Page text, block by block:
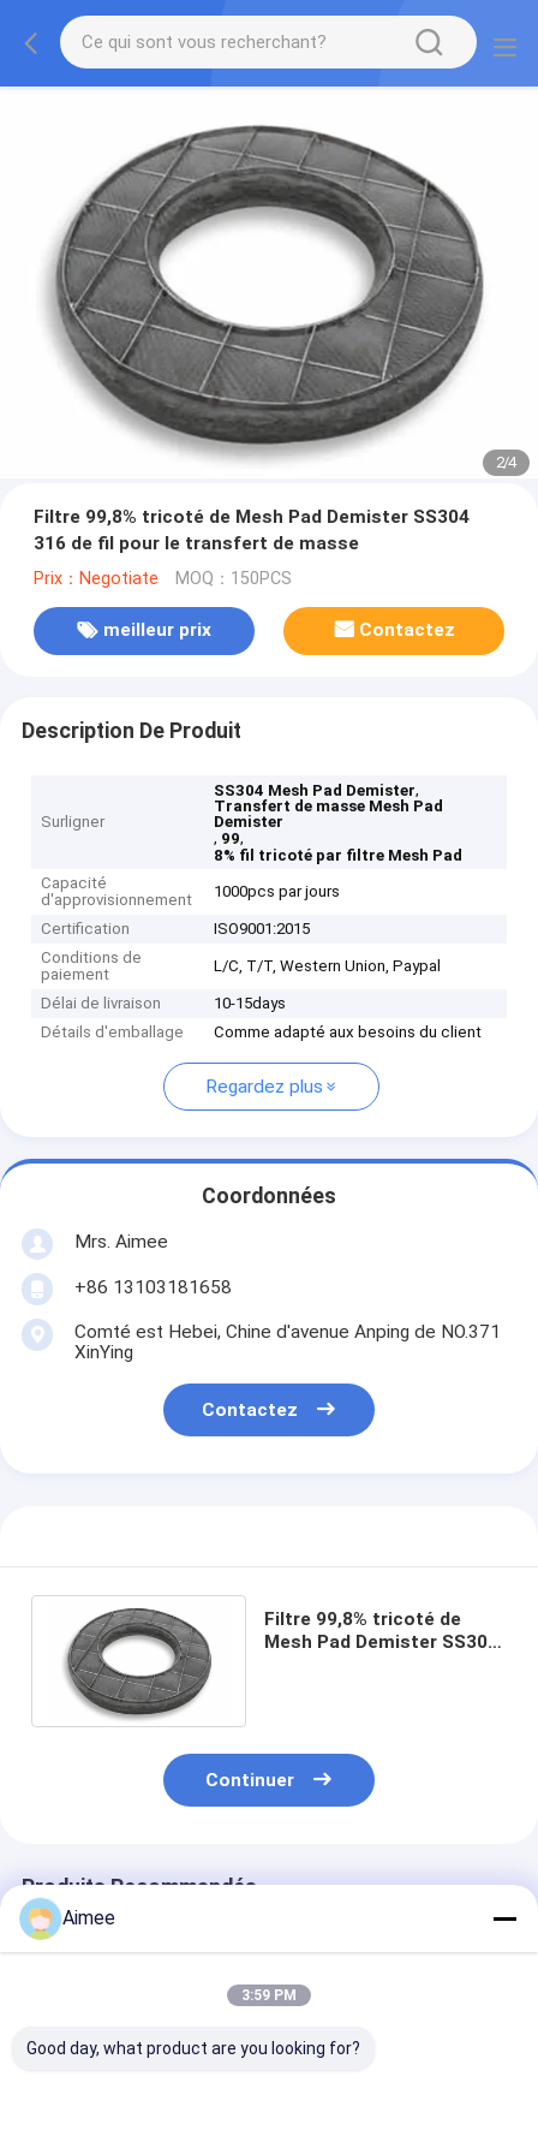
2/4
Filtre 99,8% tricoté de Mesh Pad Demister SS304
316 de fil pour le transfert de masse
Prix：Negotiate MOQ：150PCS
meilleur prix Contactez
Description De Produit
Surligner
SS304 Mesh Pad Demister,
Transfert de masse Mesh Pad
Demister
, 99,
8% fil tricoté par filtre Mesh Pad
Capacité
d'approvisionnement
1000pcs par jours
Certification
ISO9001:2015
Conditions de
paiement
L/C, T/T, Western Union, Paypal
Délai de livraison
10-15days
Détails d'emballage
Comme adapté aux besoins du client
Regardez plus
Coordonnées
Mrs. Aimee
+86 13103181658
Comté est Hebei, Chine d'avenue Anping de NO.371
XinYing
Contactez
Filtre 99,8% tricoté de
Mesh Pad Demister SS304
Continuer
Produits Recommandés
Aimee
3:59 PM
Good day, what product are you looking for?